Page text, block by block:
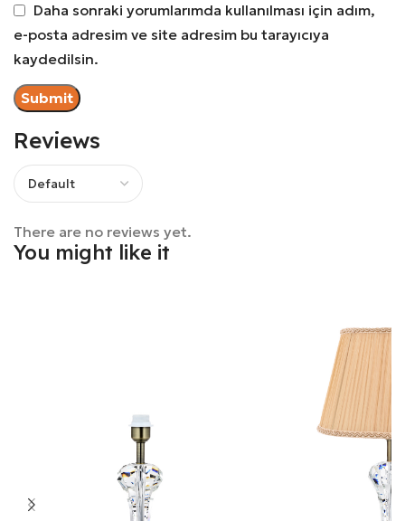
Reviews
There are no reviews yet.
Daha sonraki yorumlarımda kullanılması için adım,
e-posta adresim ve site adresim bu tarayıcıya
kaydedilsin.
You might like it